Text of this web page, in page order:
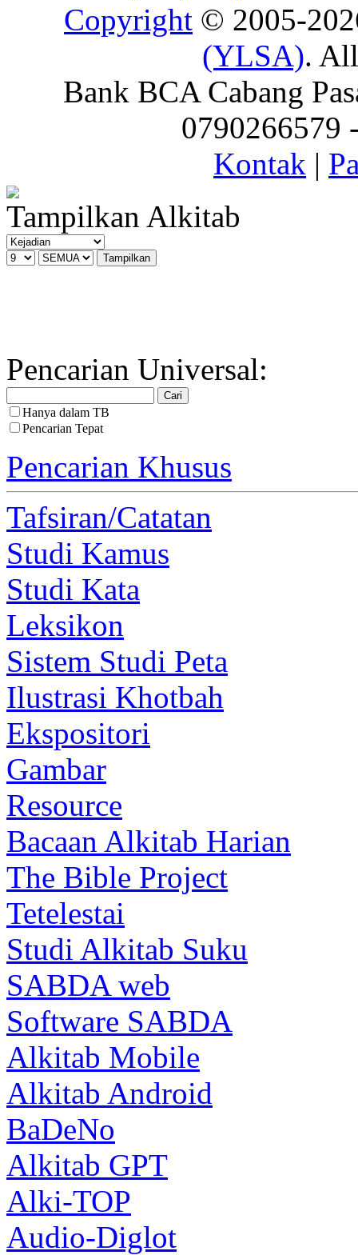
Copyright © 2005-
(YLSA).
Bank BCA Cabang
0790266579
Kontak |
Tampilkan Alkitab
Pencarian Universal:
Hanya dalam TB
Pencarian Tepat
Pencarian Khusus
Tafsiran/Catatan
Studi Kamus
Studi Kata
Leksikon
Sistem Studi Peta
Ilustrasi Khotbah
Ekspositori
Gambar
Resource
Bacaan Alkitab Harian
The Bible Project
Tetelestai
Studi Alkitab Suku
SABDA web
Software SABDA
Alkitab Mobile
Alkitab Android
BaDeNo
Alkitab GPT
Alki-TOP
Audio-Diglot